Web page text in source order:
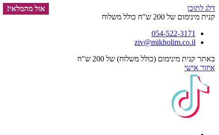
לתוכן
של 200 ש"ח כולל משלוח
054-522-3171⁩
ziv@mikholim.co.il
קנית מינימום (כולל משלוח) של 200 ש"ח
אישי
אזל מהמלאי!
אזל מהמלאי!
אזל מהמלאי!